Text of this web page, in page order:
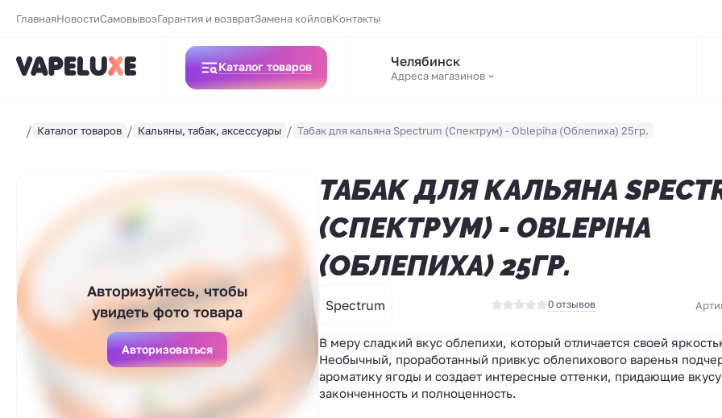
ГлавнаяНовостиСамовывозГарантия и возвратЗамена койловКонтакты
Каталог товаров Челябинск
Адреса магазинов
Каталог товаров Кальяны, табак, аксессуары Табак для кальяна Spectrum (Спектрум) - Oblepiha (Облепиха) 25гр.
Авторизуйтесь, чтобы
увидеть фото товара
Авторизоваться
ТАБАК ДЛЯ КАЛЬЯНА
(СПЕКТРУМ) - OBLEPIHA
(ОБЛЕПИХА) 25ГР.
Spectrum 0 отзывов
В меру сладкий вкус облепихи, который отличается своей
Необычный, проработанный привкус облепихового варенья
ароматику ягоды и создает интересные оттенки, придающие вкусу
законченность и полноценность.